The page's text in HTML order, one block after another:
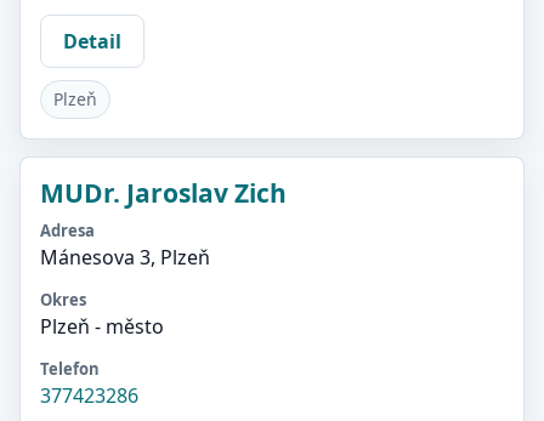
Detail
Plzeň
MUDr. Jaroslav Zich
Adresa
Mánesova 3, Plzeň
Okres
Plzeň - město
Telefon
377423286